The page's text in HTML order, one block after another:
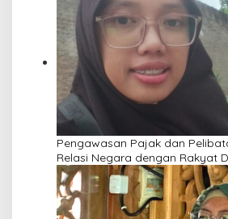
Pengawasan Pajak dan
Relasi Negara dengan Rakyat